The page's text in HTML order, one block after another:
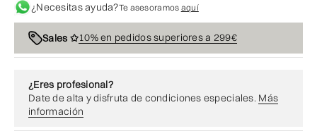
¿Necesitas ayuda?Te asesoramos aquí
Sales ✩10% en pedidos superiores a 299€
¿Eres profesional?
Date de alta y disfruta de condiciones especiales. Más
información